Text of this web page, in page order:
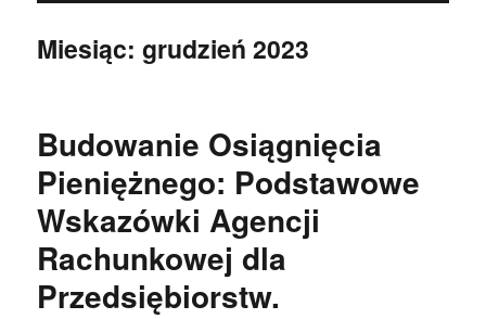
Miesiąc:grudzień 2023
Budowanie Osiągnięcia
Pieniężnego: Podstawowe
Wskazówki Agencji
Rachunkowej dla
Przedsiębiorstw.